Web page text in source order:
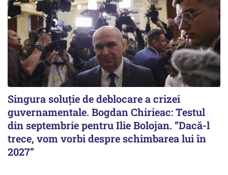
Singura soluție de deblocare a crizei
guvernamentale. Bogdan Chirieac: Testul
din septembrie pentru Ilie Bolojan. ”Dacă-l
trece, vom vorbi despre schimbarea lui în
2027”